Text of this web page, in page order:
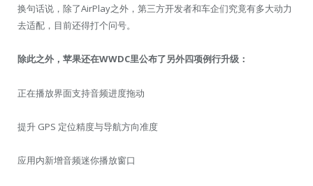
换句话说，除了AirPlay之外，第三方开发者和车企们究竟有多大动力
去适配，目前还得打个问号。
除此之外，苹果还在WWDC里公布了另外四项例行升级：
正在播放界面支持音频进度拖动
提升 GPS 定位精度与导航方向准度
应用内新增音频迷你播放窗口